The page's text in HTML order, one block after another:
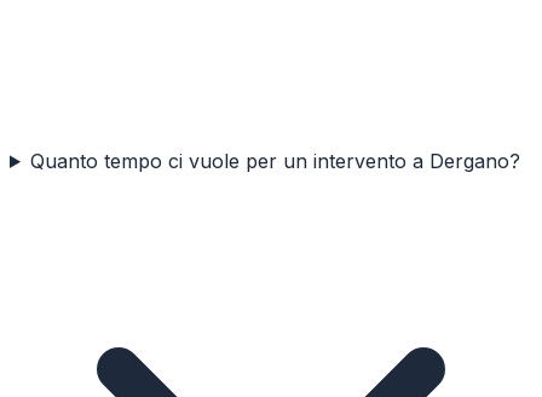
Quanto tempo ci vuole per un intervento a Dergano?